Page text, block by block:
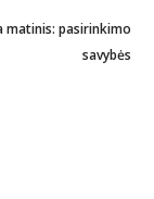
matinis: pasirinkimo
savybės